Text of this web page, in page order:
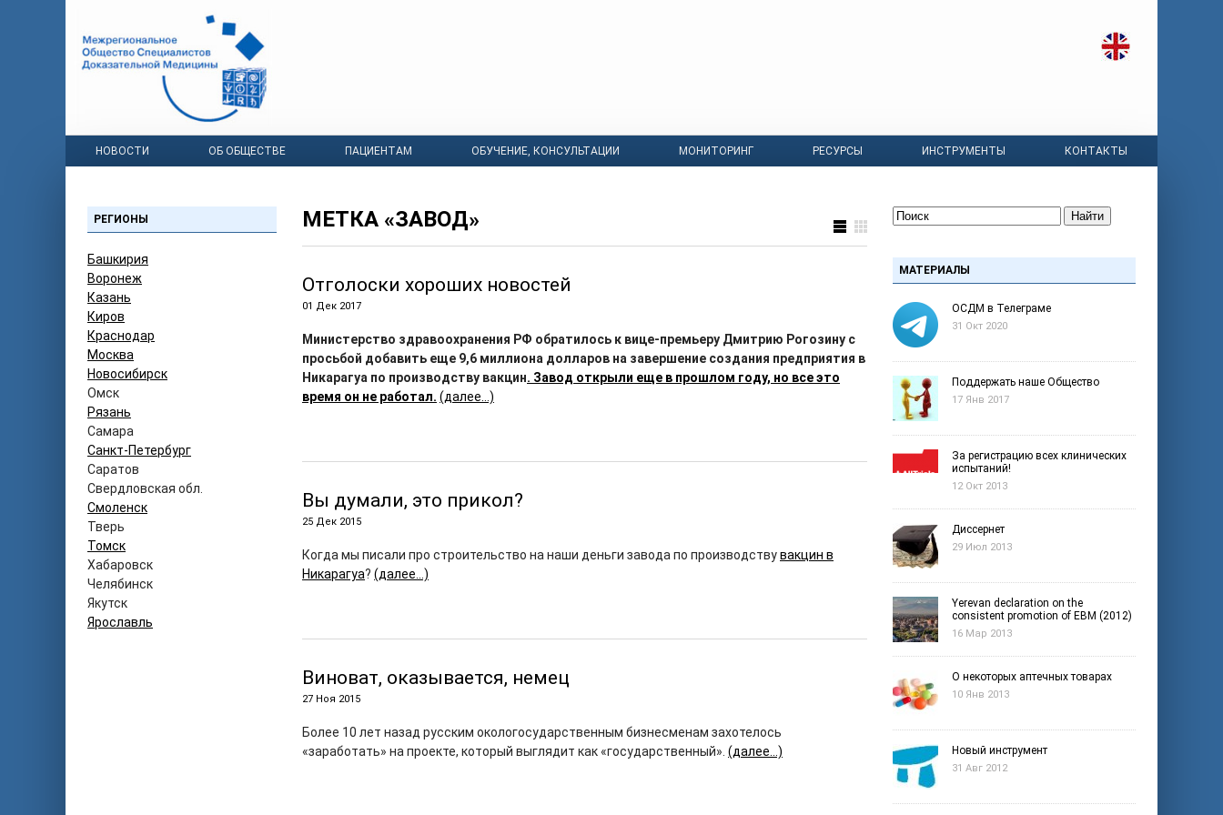
НОВОСТИ ОБ ОБЩЕСТВЕ ПАЦИЕНТАМ ОБУЧЕНИЕ, КОНСУЛЬТАЦИИ МОНИТОРИНГ РЕСУРСЫ ИНСТРУМЕНТЫ КОНТАКТЫ
РЕГИОНЫ
Башкирия
Воронеж
Казань
Киров
Краснодар
Москва
Новосибирск
Омск
Рязань
Самара
Санкт-Петербург
Саратов
Свердловская обл.
Смоленск
Тверь
Томск
Хабаровск
Челябинск
Якутск
Ярославль
МЕТКА «ЗАВОД»
Отголоски хороших новостей
01 Дек 2017
Министерство здравоохранения РФ обратилось к вице-премьеру Дмитрию Рогозину с
просьбой добавить еще 9,6 миллиона долларов на завершение создания предприятия в
Никарагуа по производству вакцин. Завод открыли еще в прошлом году, но все это
время он не работал. (далее…)
Вы думали, это прикол?
25 Дек 2015
Когда мы писали про строительство на наши деньги завода по производствувакцин в
Никарагуа? (далее…)
Виноват, оказывается, немец
27 Ноя 2015
Более 10 лет назад русским окологосударственным бизнесменам захотелось
«заработать» на проекте, который выглядит как «государственный». (далее…)
Найти
МАТЕРИАЛЫ
ОСДМ в Телеграме
31 Окт 2020
Поддержать наше Общество
17 Янв 2017
За регистрацию всех клинических
испытаний!
12 Окт 2013
Диссернет
29 Июл 2013
Yerevan declaration on the
consistent promotion of EBM (2012)
16 Мар 2013
О некоторых аптечных товарах
10 Янв 2013
Новый инструмент
31 Авг 2012